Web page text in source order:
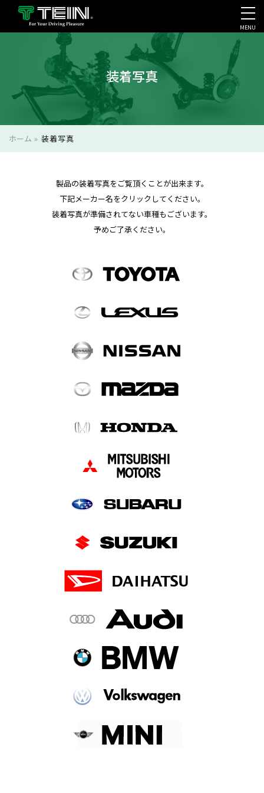
会社案内・採用・IR
MENU
装着写真
ホーム » 装着写真
製品の装着写真をご覧頂くことが出来ます。
下記メーカー名をクリックしてください。
装着写真が準備されてない車種もございます。
予めご了承ください。